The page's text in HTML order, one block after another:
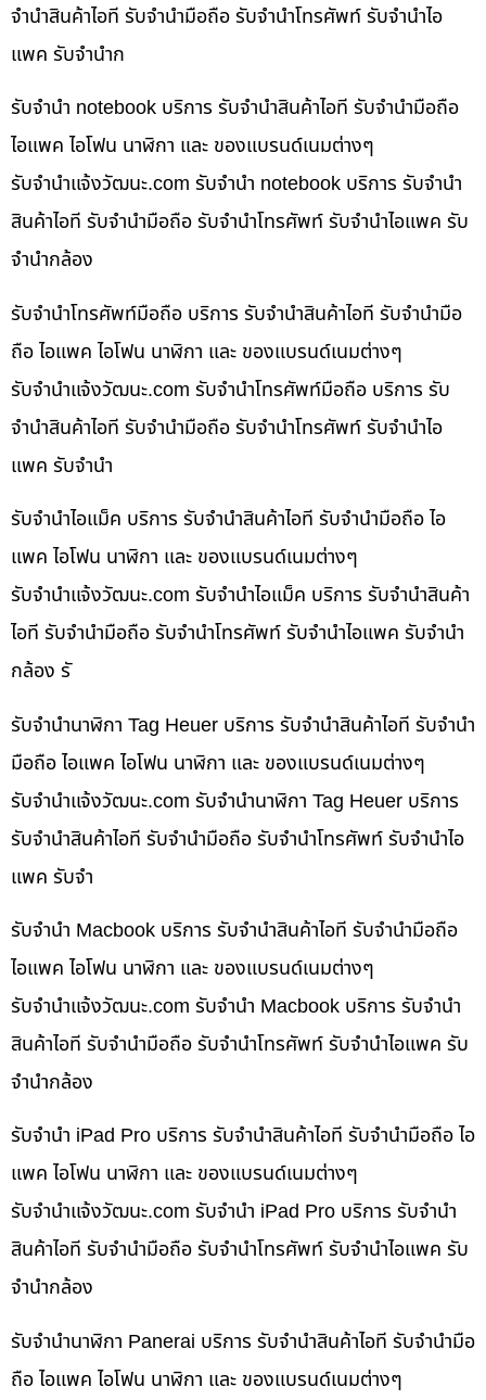
จำนำสินค้าไอที รับจำนำมือถือ รับจำนำโทรศัพท์ รับจำนำไอ
แพค รับจำนำก
รับจำนำ notebook บริการ รับจำนำสินค้าไอที รับจำนำมือถือ
ไอแพค ไอโฟน นาฬิกา และ ของแบรนด์เนมต่างๆ
รับจํานําแจ้งวัฒนะ.com รับจำนำ notebook บริการ รับจำนำ
สินค้าไอที รับจำนำมือถือ รับจำนำโทรศัพท์ รับจำนำไอแพค รับ
จำนำกล้อง
รับจำนำโทรศัพท์มือถือ บริการ รับจำนำสินค้าไอที รับจำนำมือ
ถือ ไอแพค ไอโฟน นาฬิกา และ ของแบรนด์เนมต่างๆ
รับจํานําแจ้งวัฒนะ.com รับจำนำโทรศัพท์มือถือ บริการ รับ
จำนำสินค้าไอที รับจำนำมือถือ รับจำนำโทรศัพท์ รับจำนำไอ
แพค รับจำนำ
รับจำนำไอแม็ค บริการ รับจำนำสินค้าไอที รับจำนำมือถือ ไอ
แพค ไอโฟน นาฬิกา และ ของแบรนด์เนมต่างๆ
รับจํานําแจ้งวัฒนะ.com รับจำนำไอแม็ค บริการ รับจำนำสินค้า
ไอที รับจำนำมือถือ รับจำนำโทรศัพท์ รับจำนำไอแพค รับจำนำ
กล้อง รั
รับจำนำนาฬิกา Tag Heuer บริการ รับจำนำสินค้าไอที รับจำนำ
มือถือ ไอแพค ไอโฟน นาฬิกา และ ของแบรนด์เนมต่างๆ
รับจํานําแจ้งวัฒนะ.com รับจำนำนาฬิกา Tag Heuer บริการ
รับจำนำสินค้าไอที รับจำนำมือถือ รับจำนำโทรศัพท์ รับจำนำไอ
แพค รับจำ
รับจำนำ Macbook บริการ รับจำนำสินค้าไอที รับจำนำมือถือ
ไอแพค ไอโฟน นาฬิกา และ ของแบรนด์เนมต่างๆ
รับจํานําแจ้งวัฒนะ.com รับจำนำ Macbook บริการ รับจำนำ
สินค้าไอที รับจำนำมือถือ รับจำนำโทรศัพท์ รับจำนำไอแพค รับ
จำนำกล้อง
รับจำนำ iPad Pro บริการ รับจำนำสินค้าไอที รับจำนำมือถือ ไอ
แพค ไอโฟน นาฬิกา และ ของแบรนด์เนมต่างๆ
รับจํานําแจ้งวัฒนะ.com รับจำนำ iPad Pro บริการ รับจำนำ
สินค้าไอที รับจำนำมือถือ รับจำนำโทรศัพท์ รับจำนำไอแพค รับ
จำนำกล้อง
รับจำนำนาฬิกา Panerai บริการ รับจำนำสินค้าไอที รับจำนำมือ
ถือ ไอแพค ไอโฟน นาฬิกา และ ของแบรนด์เนมต่างๆ